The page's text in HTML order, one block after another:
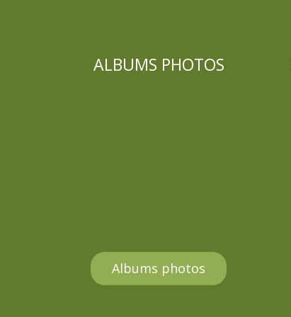
ALBUMS PHOTOS
Albums photos